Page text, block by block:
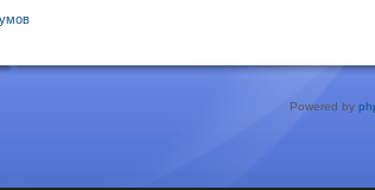
Powered by